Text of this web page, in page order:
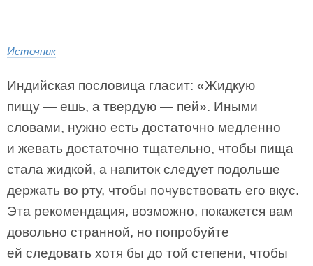
Источник
Индийская пословица гласит: «Жидкую
пищу — ешь, а твердую — пей». Иными
словами, нужно есть достаточно медленно
и жевать достаточно тщательно, чтобы пища
стала жидкой, а напиток следует подольше
держать во рту, чтобы почувствовать его вкус.
Эта рекомендация, возможно, покажется вам
довольно странной, но попробуйте
ей следовать хотя бы до той степени, чтобы